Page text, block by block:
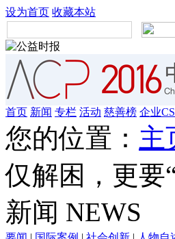
设为首页 收藏本站
首页 新闻 专栏 活动 慈善榜 企业
您的位置： 主
仅解困，更要
新闻 NEWS